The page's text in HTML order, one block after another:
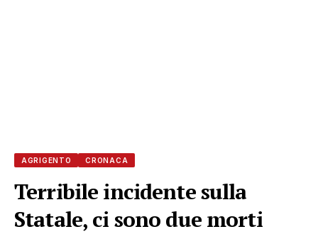
AGRIGENTO CRONACA
Terribile incidente sulla
Statale, ci sono due morti